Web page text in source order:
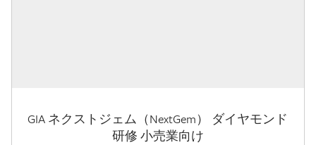
GIA ネクストジェム（NextGem） ダイヤモンド
研修 小売業向け